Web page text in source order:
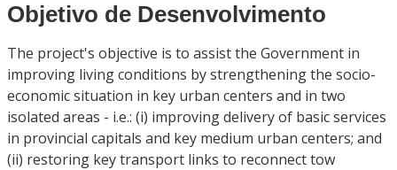
Objetivo de Desenvolvimento
The project's objective is to assist the Government in
improving living conditions by strengthening the socio-
economic situation in key urban centers and in two
isolated areas - i.e.: (i) improving delivery of basic services
in provincial capitals and key medium urban centers; and
(ii) restoring key transport links to reconnect tow